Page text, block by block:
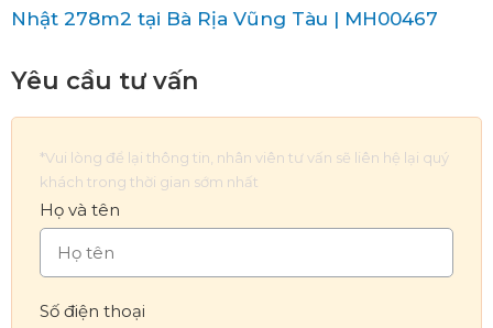
Nhật 278m2 tại Bà Rịa Vũng Tàu | MH00467
Yêu cầu tư vấn
*Vui lòng để lại thông tin, nhân viên tư vấn sẽ liên hệ lại quý
khách trong thời gian sớm nhất
Họ và tên
Số điện thoại